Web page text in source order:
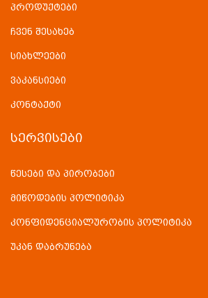
პროდუქტები
ჩვენ შესახებ
სიახლეები
ვაკანსიები
კონტაქტი
ᲡᲔᲠᲕᲘᲡᲔᲑᲘ
წესები და პირობები
მიწოდების პოლიტიკა
კონფიდენციალურობის პოლიტიკა
უკან დაბრუნება